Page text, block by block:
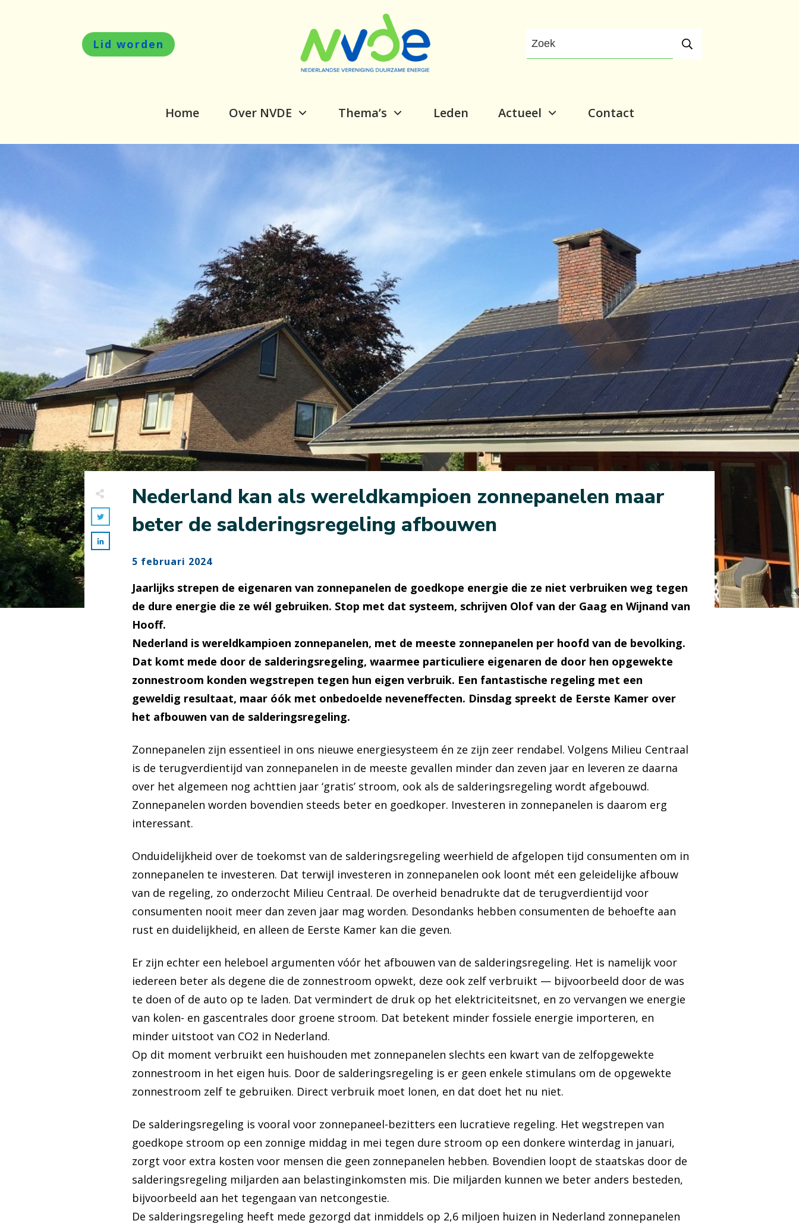
Lid worden
Home Over NVDE Thema’s Leden Actueel Contact
Nederland kan als wereldkampioen zonnepanelen maar
beter de salderingsregeling afbouwen
5 februari 2024
Jaarlijks strepen de eigenaren van zonnepanelen de goedkope energie die ze niet verbruiken weg tegen
de dure energie die ze wél gebruiken. Stop met dat systeem, schrijven Olof van der Gaag en Wijnand van
Hooff.
Nederland is wereldkampioen zonnepanelen, met de meeste zonnepanelen per hoofd van de bevolking.
Dat komt mede door de salderingsregeling, waarmee particuliere eigenaren de door hen opgewekte
zonnestroom konden wegstrepen tegen hun eigen verbruik. Een fantastische regeling met een
geweldig resultaat, maar óók met onbedoelde neveneffecten. Dinsdag spreekt de Eerste Kamer over
het afbouwen van de salderingsregeling.
Zonnepanelen zijn essentieel in ons nieuwe energiesysteem én ze zijn zeer rendabel. Volgens Milieu Centraal
is de terugverdientijd van zonnepanelen in de meeste gevallen minder dan zeven jaar en leveren ze daarna
over het algemeen nog achttien jaar ‘gratis’ stroom, ook als de salderingsregeling wordt afgebouwd.
Zonnepanelen worden bovendien steeds beter en goedkoper. Investeren in zonnepanelen is daarom erg
interessant.
Onduidelijkheid over de toekomst van de salderingsregeling weerhield de afgelopen tijd consumenten om in
zonnepanelen te investeren. Dat terwijl investeren in zonnepanelen ook loont mét een geleidelijke afbouw
van de regeling, zo onderzocht Milieu Centraal. De overheid benadrukte dat de terugverdientijd voor
consumenten nooit meer dan zeven jaar mag worden. Desondanks hebben consumenten de behoefte aan
rust en duidelijkheid, en alleen de Eerste Kamer kan die geven.
Er zijn echter een heleboel argumenten vóór het afbouwen van de salderingsregeling. Het is namelijk voor
iedereen beter als degene die de zonnestroom opwekt, deze ook zelf verbruikt — bijvoorbeeld door de was
te doen of de auto op te laden. Dat vermindert de druk op het elektriciteitsnet, en zo vervangen we energie
van kolen- en gascentrales door groene stroom. Dat betekent minder fossiele energie importeren, en
minder uitstoot van CO2 in Nederland.
Op dit moment verbruikt een huishouden met zonnepanelen slechts een kwart van de zelfopgewekte
zonnestroom in het eigen huis. Door de salderingsregeling is er geen enkele stimulans om de opgewekte
zonnestroom zelf te gebruiken. Direct verbruik moet lonen, en dat doet het nu niet.
De salderingsregeling is vooral voor zonnepaneel-bezitters een lucratieve regeling. Het wegstrepen van
goedkope stroom op een zonnige middag in mei tegen dure stroom op een donkere winterdag in januari,
zorgt voor extra kosten voor mensen die geen zonnepanelen hebben. Bovendien loopt de staatskas door de
salderingsregeling miljarden aan belastinginkomsten mis. Die miljarden kunnen we beter anders besteden,
bijvoorbeeld aan het tegengaan van netcongestie.
De salderingsregeling heeft mede gezorgd dat inmiddels op 2,6 miljoen huizen in Nederland zonnepanelen